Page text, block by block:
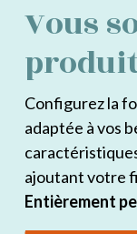
Vous
Configurez la
adaptée à vos
ajoutant votre
Entièrement